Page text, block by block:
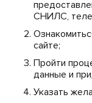
СНИЛС,
сайте;
Пройти
данные и
Указать